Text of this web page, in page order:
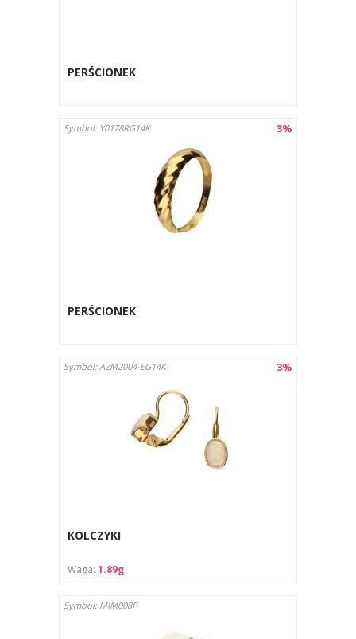
PERŚCIONEK
3%
Symbol: Y0178RG14K
PERŚCIONEK
3%
Symbol: AZM2004-EG14K
KOLCZYKI
Waga: 1.89g
Symbol: MIM008P